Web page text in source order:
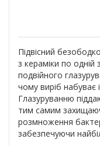
Підвісний
з кераміки по одній
подвійного
чому виріб набуває
Глазуруванню
тим самим
розмноження
забезпечуючи